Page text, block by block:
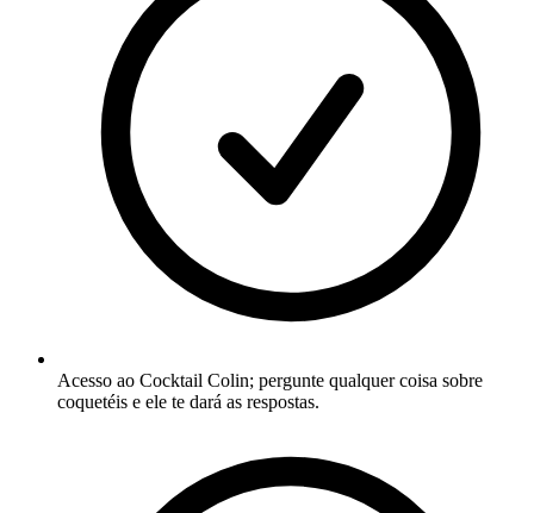
Acesso ao Cocktail Colin; pergunte qualquer coisa sobre
coquetéis e ele te dará as respostas.